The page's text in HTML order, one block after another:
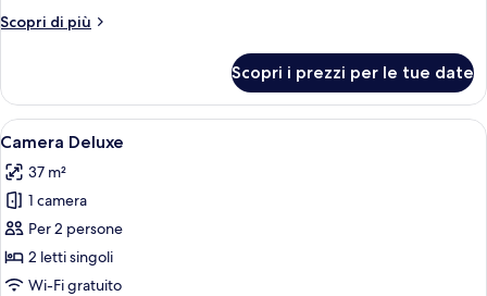
Scopri di più
Altri
Business
Scopri i prezzi per le tue date
Apri
tutte
le
foto
per
Camera
Deluxe
Una camera d'albergo con due letti,
6
Camera Deluxe
37 m²
1 camera
Per 2 persone
2 letti singoli
Wi-Fi gratuito